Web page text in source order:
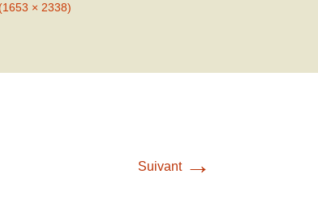
(1653 × 2338)
Suivant →